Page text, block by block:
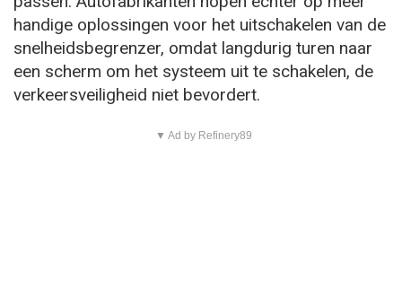
handige oplossingen voor het uitschakelen van de
snelheidsbegrenzer, omdat langdurig turen naar
een scherm om het systeem uit te schakelen, de
verkeersveiligheid niet bevordert.
▼ Ad by Refinery89